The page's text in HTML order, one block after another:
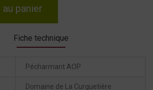
panier
Fiche technique
Pécharmant AOP
Domaine de La Curguetière